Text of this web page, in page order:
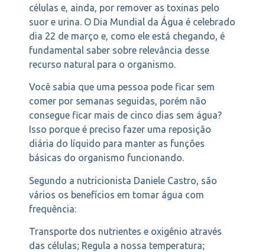
células e, ainda, por remover as toxinas pelo
suor e urina. O Dia Mundial da Água é celebrado
dia 22 de março e, como ele está chegando, é
fundamental saber sobre relevância desse
recurso natural para o organismo.
Você sabia que uma pessoa pode ficar sem
comer por semanas seguidas, porém não
consegue ficar mais de cinco dias sem água?
Isso porque é preciso fazer uma reposição
diária do líquido para manter as funções
básicas do organismo funcionando.
Segundo a nutricionista Daniele Castro, são
vários os benefícios em tomar água com
frequência:
Transporte dos nutrientes e oxigênio através
das células; Regula a nossa temperatura;